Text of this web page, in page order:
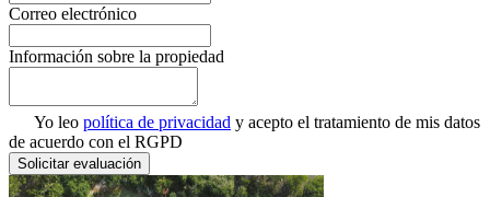
Correo electrónico
Información sobre la propiedad
Yo leo política de privacidad y acepto el tratamiento de mis datos
de acuerdo con el RGPD
Solicitar evaluación